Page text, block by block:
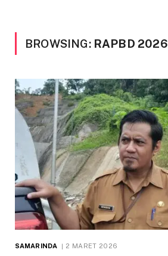
BROWSING: RAPBD 2026
SAMARINDA 2 MARET 2026